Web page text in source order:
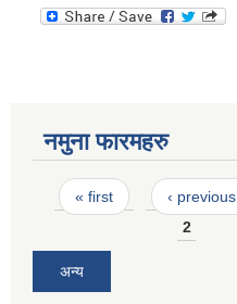
नमुना फारमहरु
Pages
« first ‹ previous
2
अन्य